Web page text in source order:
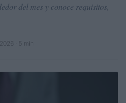
del mes y conoce requisitos,
· 5 min